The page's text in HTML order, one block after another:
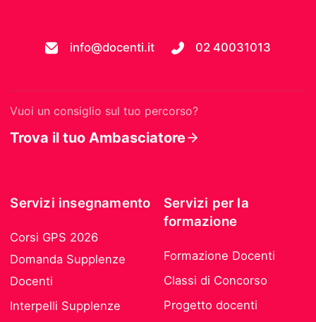
info@docenti.it 02 40031013
Vuoi un consiglio sul tuo percorso?
Trova il tuo Ambasciatore
Servizi insegnamento
Corsi GPS 2026
Domanda Supplenze
Docenti
Interpelli Supplenze
Servizi per la
formazione
Formazione Docenti
Classi di Concorso
Progetto docenti